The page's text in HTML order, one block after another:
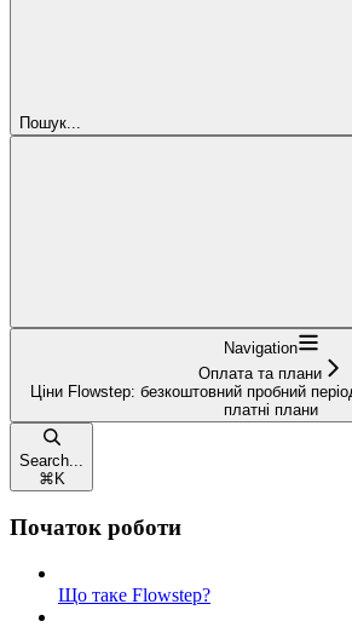
Пошук...
Navigation
Оплата та плани
Ціни Flowstep: безкоштовний пробний
платні плани
Search...
⌘ K
Початок роботи
Що таке Flowstep?